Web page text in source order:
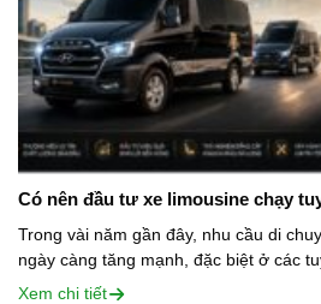
Có nên đầu tư xe limousine chạy
Trong vài năm gần đây, nhu cầu di
ngày càng tăng mạnh, đặc biệt ở các
bình, nơi hành khách ưu tiên sự thoải
Xem chi tiết